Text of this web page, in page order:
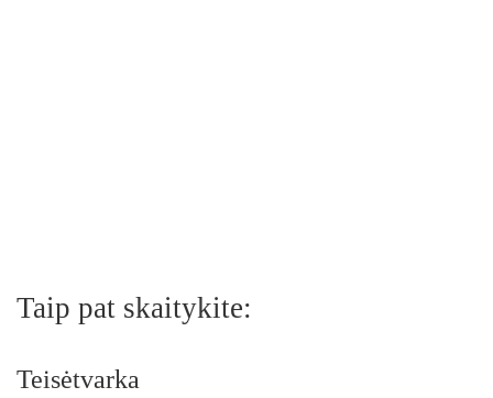
Taip pat skaitykite:
Teisėtvarka